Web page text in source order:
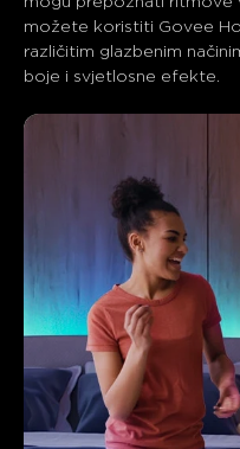
možete koristiti Govee
različitim glazbenim
boje i svjetlosne efekte.